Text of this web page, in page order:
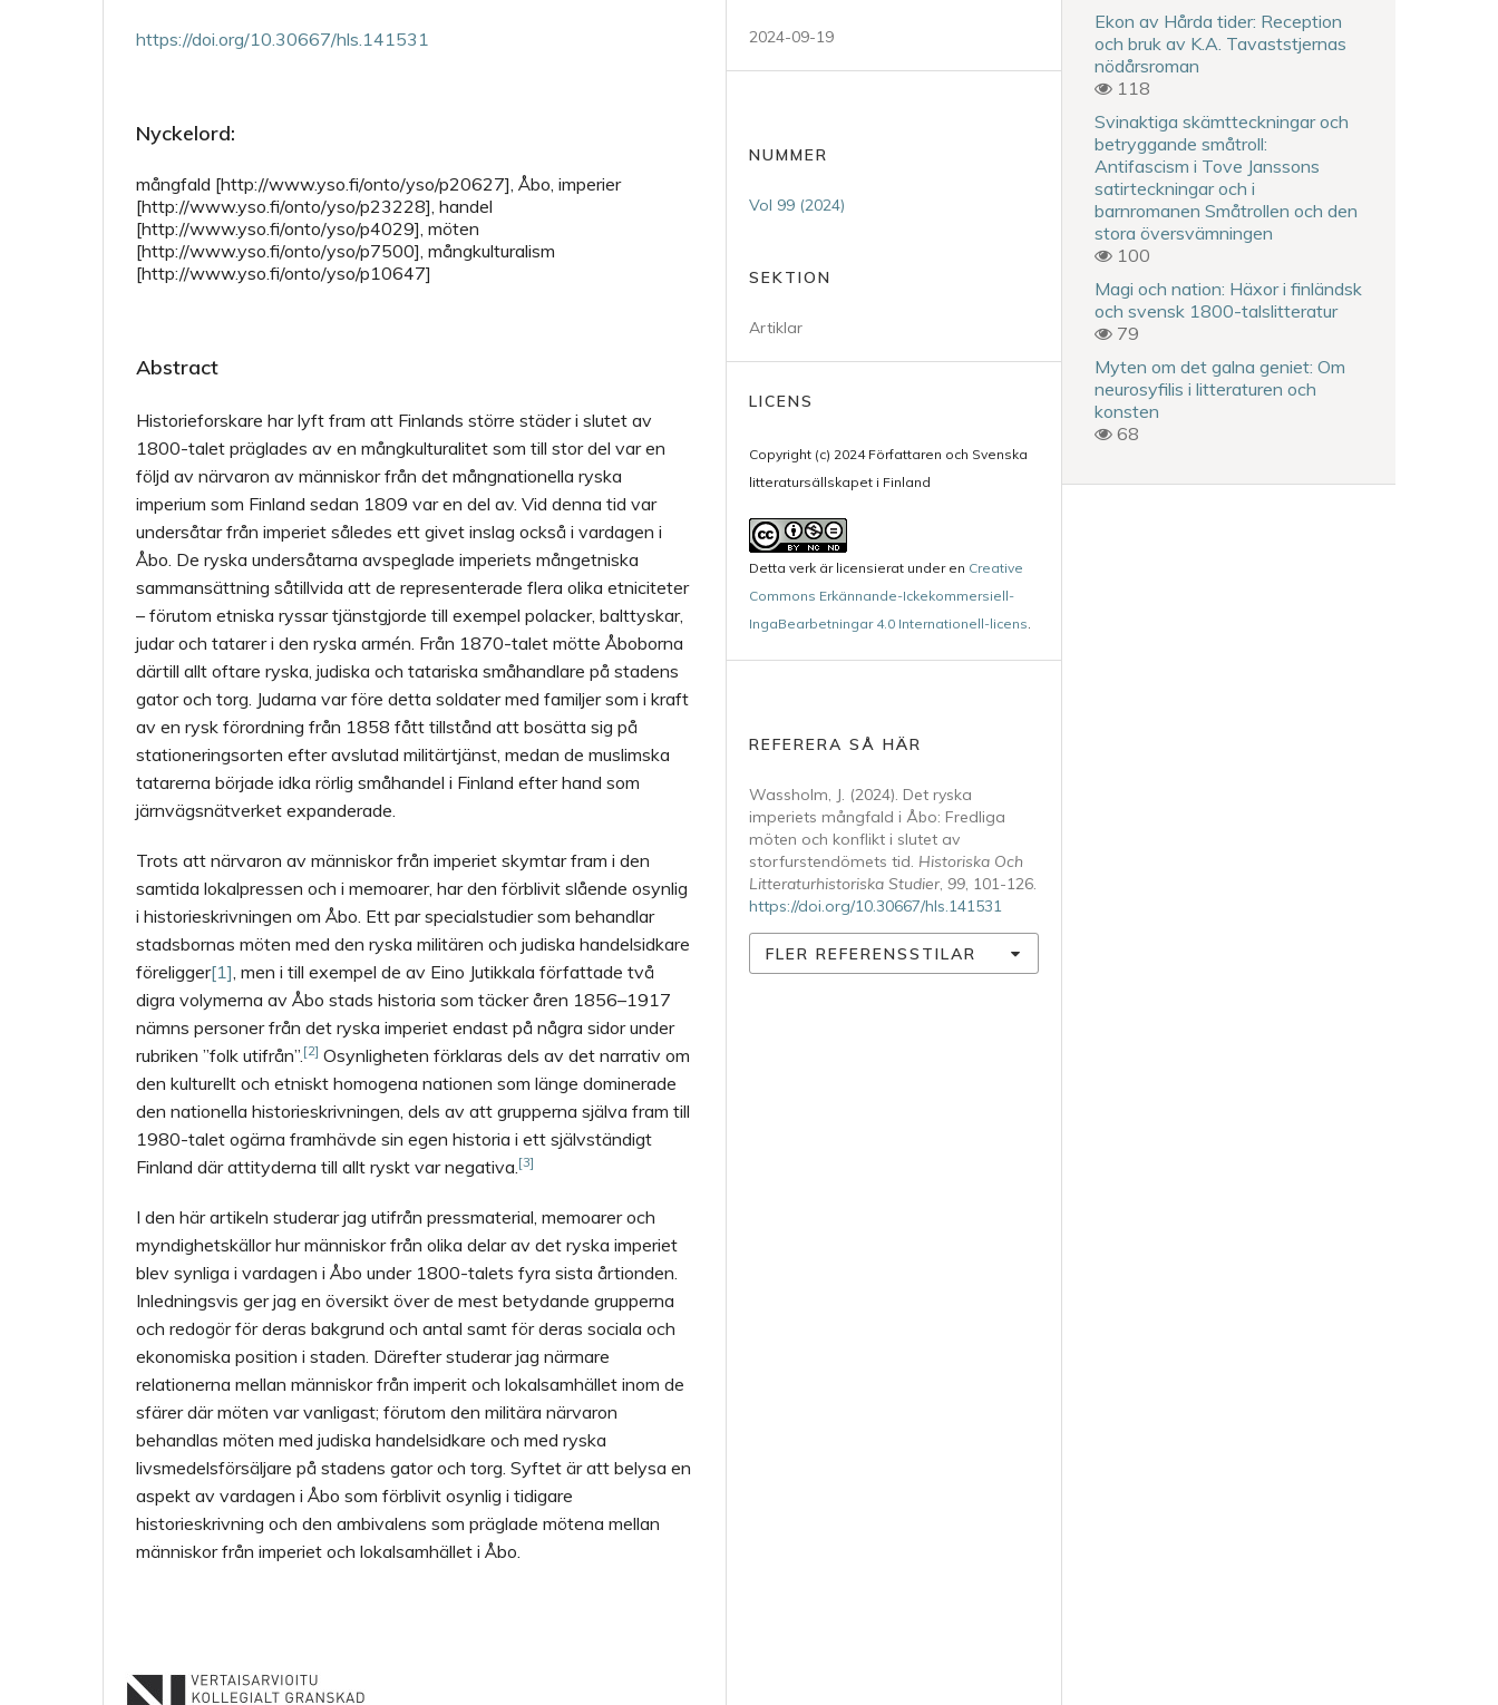
https://doi.org/10.30667/hls.141531
Nyckelord:
mångfald [http://www.yso.fi/onto/yso/p20627], Åbo, imperier
[http://www.yso.fi/onto/yso/p23228], handel
[http://www.yso.fi/onto/yso/p4029], möten
[http://www.yso.fi/onto/yso/p7500], mångkulturalism
[http://www.yso.fi/onto/yso/p10647]
Abstract
Historieforskare har lyft fram att Finlands större städer i slutet av
1800-talet präglades av en mångkulturalitet som till stor del var en
följd av närvaron av människor från det mångnationella ryska
imperium som Finland sedan 1809 var en del av. Vid denna tid var
undersåtar från imperiet således ett givet inslag också i vardagen i
Åbo. De ryska undersåtarna avspeglade imperiets mångetniska
sammansättning såtillvida att de representerade flera olika etniciteter
– förutom etniska ryssar tjänstgjorde till exempel polacker, balttyskar,
judar och tatarer i den ryska armén. Från 1870-talet mötte Åboborna
därtill allt oftare ryska, judiska och tatariska småhandlare på stadens
gator och torg. Judarna var före detta soldater med familjer som i kraft
av en rysk förordning från 1858 fått tillstånd att bosätta sig på
stationeringsorten efter avslutad militärtjänst, medan de muslimska
tatarerna började idka rörlig småhandel i Finland efter hand som
järnvägsnätverket expanderade.
Trots att närvaron av människor från imperiet skymtar fram i den
samtida lokalpressen och i memoarer, har den förblivit slående osynlig
i historieskrivningen om Åbo. Ett par specialstudier som behandlar
stadsbornas möten med den ryska militären och judiska handelsidkare
föreligger[1] , men i till exempel de av Eino Jutikkala författade två
digra volymerna av Åbo stads historia som täcker åren 1856–1917
nämns personer från det ryska imperiet endast på några sidor under
rubriken ”folk utifrån”. [2] Osynligheten förklaras dels av det narrativ om
den kulturellt och etniskt homogena nationen som länge dominerade
den nationella historieskrivningen, dels av att grupperna själva fram till
1980-talet ogärna framhävde sin egen historia i ett självständigt
Finland där attityderna till allt ryskt var negativa. [3]
I den här artikeln studerar jag utifrån pressmaterial, memoarer och
myndighetskällor hur människor från olika delar av det ryska imperiet
blev synliga i vardagen i Åbo under 1800-talets fyra sista årtionden.
Inledningsvis ger jag en översikt över de mest betydande grupperna
och redogör för deras bakgrund och antal samt för deras sociala och
ekonomiska position i staden. Därefter studerar jag närmare
relationerna mellan människor från imperit och lokalsamhället inom de
sfärer där möten var vanligast; förutom den militära närvaron
behandlas möten med judiska handelsidkare och med ryska
livsmedelsförsäljare på stadens gator och torg. Syftet är att belysa en
aspekt av vardagen i Åbo som förblivit osynlig i tidigare
historieskrivning och den ambivalens som präglade mötena mellan
människor från imperiet och lokalsamhället i Åbo.
2024-09-19
NUMMER
Vol 99 (2024)
SEKTION
Artiklar
LICENS
Copyright (c) 2024 Författaren och Svenska
litteratursällskapet i Finland
Detta verk är licensierat under en Creative
Commons Erkännande-Ickekommersiell-
IngaBearbetningar 4.0 Internationell-licens.
REFERERA SÅ HÄR
Wassholm, J. (2024). Det ryska
imperiets mångfald i Åbo: Fredliga
möten och konflikt i slutet av
storfurstendömets tid. Historiska Och
Litteraturhistoriska Studier, 99, 101-126.
https://doi.org/10.30667/hls.141531
FLER REFERENSSTILAR
Ekon av Hårda tider: Reception
och bruk av K.A. Tavaststjernas
nödårsroman
118
Svinaktiga skämtteckningar och
betryggande småtroll:
Antifascism i Tove Janssons
satirteckningar och i
barnromanen Småtrollen och den
stora översvämningen
100
Magi och nation: Häxor i finländsk
och svensk 1800-talslitteratur
79
Myten om det galna geniet: Om
neurosyfilis i litteraturen och
konsten
68